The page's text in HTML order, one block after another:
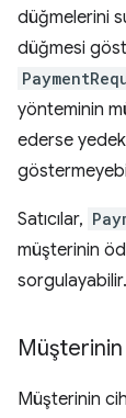
düğmelerini
düğmesi
yönteminin
ederse
Satıcılar,
müşterinin
sorgulayabilir.
Müşterinin
Müşterinin